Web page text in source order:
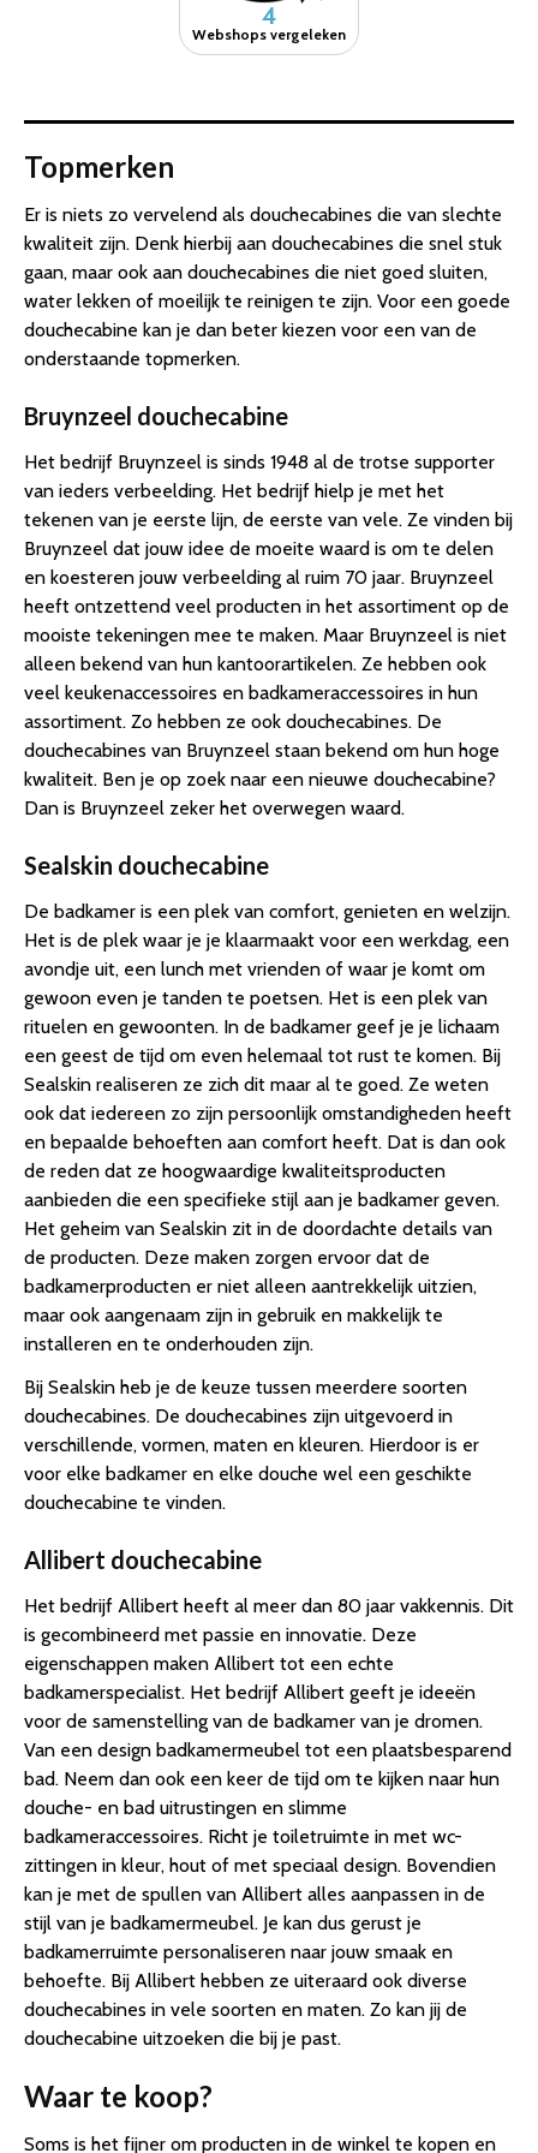
4
Webshops vergeleken
Topmerken
Er is niets zo vervelend als douchecabines die van slechte
kwaliteit zijn. Denk hierbij aan douchecabines die snel stuk
gaan, maar ook aan douchecabines die niet goed sluiten,
water lekken of moeilijk te reinigen te zijn. Voor een goede
douchecabine kan je dan beter kiezen voor een van de
onderstaande topmerken.
Bruynzeel douchecabine
Het bedrijf Bruynzeel is sinds 1948 al de trotse supporter
van ieders verbeelding. Het bedrijf hielp je met het
tekenen van je eerste lijn, de eerste van vele. Ze vinden bij
Bruynzeel dat jouw idee de moeite waard is om te delen
en koesteren jouw verbeelding al ruim 70 jaar. Bruynzeel
heeft ontzettend veel producten in het assortiment op de
mooiste tekeningen mee te maken. Maar Bruynzeel is niet
alleen bekend van hun kantoorartikelen. Ze hebben ook
veel keukenaccessoires en badkameraccessoires in hun
assortiment. Zo hebben ze ook douchecabines. De
douchecabines van Bruynzeel staan bekend om hun hoge
kwaliteit. Ben je op zoek naar een nieuwe douchecabine?
Dan is Bruynzeel zeker het overwegen waard.
Sealskin douchecabine
De badkamer is een plek van comfort, genieten en welzijn.
Het is de plek waar je je klaarmaakt voor een werkdag, een
avondje uit, een lunch met vrienden of waar je komt om
gewoon even je tanden te poetsen. Het is een plek van
rituelen en gewoonten. In de badkamer geef je je lichaam
een geest de tijd om even helemaal tot rust te komen. Bij
Sealskin realiseren ze zich dit maar al te goed. Ze weten
ook dat iedereen zo zijn persoonlijk omstandigheden heeft
en bepaalde behoeften aan comfort heeft. Dat is dan ook
de reden dat ze hoogwaardige kwaliteitsproducten
aanbieden die een specifieke stijl aan je badkamer geven.
Het geheim van Sealskin zit in de doordachte details van
de producten. Deze maken zorgen ervoor dat de
badkamerproducten er niet alleen aantrekkelijk uitzien,
maar ook aangenaam zijn in gebruik en makkelijk te
installeren en te onderhouden zijn.
Bij Sealskin heb je de keuze tussen meerdere soorten
douchecabines. De douchecabines zijn uitgevoerd in
verschillende, vormen, maten en kleuren. Hierdoor is er
voor elke badkamer en elke douche wel een geschikte
douchecabine te vinden.
Allibert douchecabine
Het bedrijf Allibert heeft al meer dan 80 jaar vakkennis. Dit
is gecombineerd met passie en innovatie. Deze
eigenschappen maken Allibert tot een echte
badkamerspecialist. Het bedrijf Allibert geeft je ideeën
voor de samenstelling van de badkamer van je dromen.
Van een design badkamermeubel tot een plaatsbesparend
bad. Neem dan ook een keer de tijd om te kijken naar hun
douche- en bad uitrustingen en slimme
badkameraccessoires. Richt je toiletruimte in met wc-
zittingen in kleur, hout of met speciaal design. Bovendien
kan je met de spullen van Allibert alles aanpassen in de
stijl van je badkamermeubel. Je kan dus gerust je
badkamerruimte personaliseren naar jouw smaak en
behoefte. Bij Allibert hebben ze uiteraard ook diverse
douchecabines in vele soorten en maten. Zo kan jij de
douchecabine uitzoeken die bij je past.
Waar te koop?
Soms is het fijner om producten in de winkel te kopen en